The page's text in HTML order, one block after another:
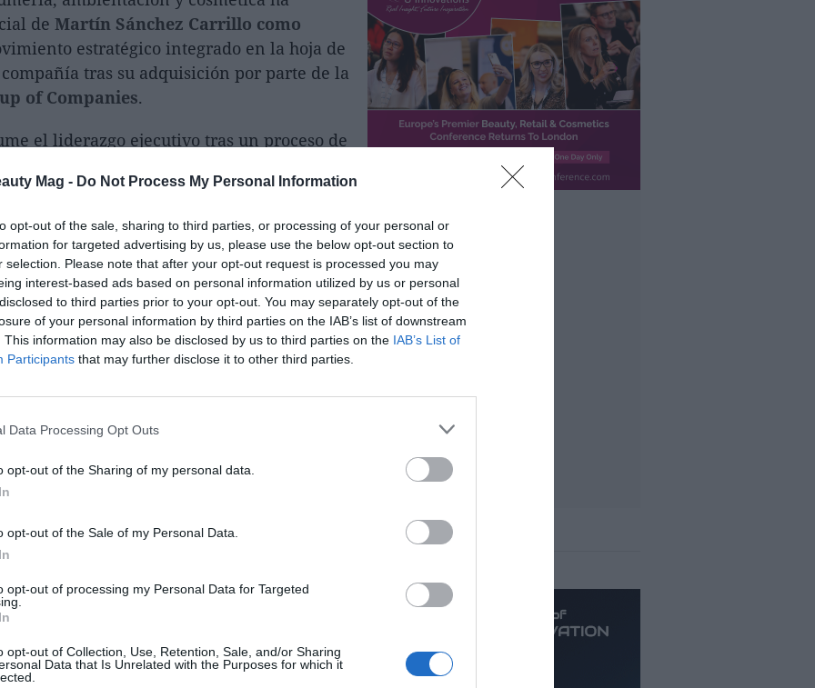
Mag - Do Not Process My Personal Information
opt-out of the sale, sharing to third parties, or processing of your personal or
for targeted advertising by us, please use the below opt-out section to
selection. Please note that after your opt-out request is processed you may
interest-based ads based on personal information utilized by us or personal
to third parties prior to your opt-out. You may separately opt-out of the
of your personal information by third parties on the IAB’s list of downstream
This information may also be disclosed by us to third parties on the IAB’s List of
Participants that may further disclose it to other third parties.
Data Processing Opt Outs
opt-out of the Sharing of my personal data.
opt-out of the Sale of my Personal Data.
opt-out of processing my Personal Data for Targeted
opt-out of Collection, Use, Retention, Sale, and/or Sharing
Data that Is Unrelated with the Purposes for which it
de Martín Sánchez Carrillo como
estratégico integrado en la hoja de
tras su adquisición por parte de la
of Companies.
el liderazgo ejecutivo tras un proceso de
interna. Durante los últimos dos años
como Director General Adjunto,
al fundador de la firma, Juan Cremades,
transformación de la organización hacia
financiero más eficiente.
a la dirección general no es un
de una trayectoria de 12 años
ingresó originalmente como estudiante
una década, el directivo ha liderado
con el control de costes, optimización
con proveedores nacionales e
de Empresas (ADE) con
Organizativo, y con un MBA
superó un proceso de evaluación
of Companies en el accionariado
sus competencias en gestión del
Lo más leído